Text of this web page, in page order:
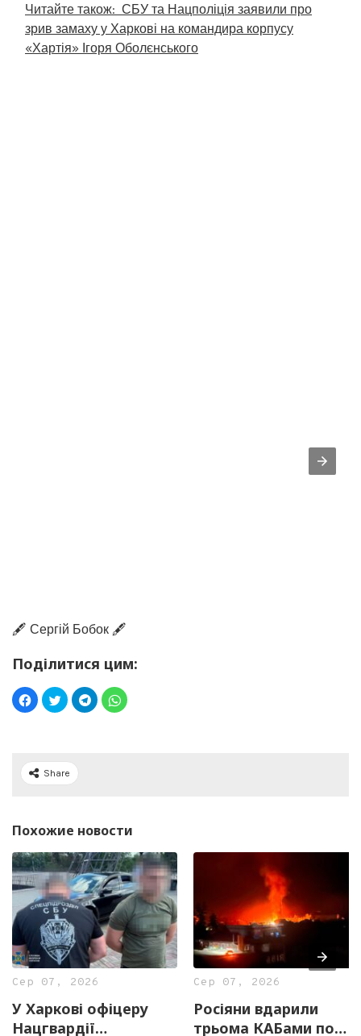
Читайте також: СБУ та Нацполіція заявили про
зрив замаху у Харкові на командира корпусу
«Хартія» Ігоря Оболєнського
🖋️ Сергій Бобок 🖋️
Поділитися цим:
Share
Похожие новости
Сер 07, 2026
У Харкові офіцеру
Нацгвардії
Сер 07, 2026
Росіяни вдарили
трьома КАБами по